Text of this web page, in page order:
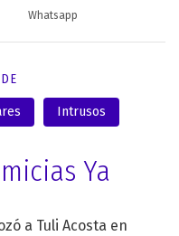
Whatsapp
Intrusos
Ya